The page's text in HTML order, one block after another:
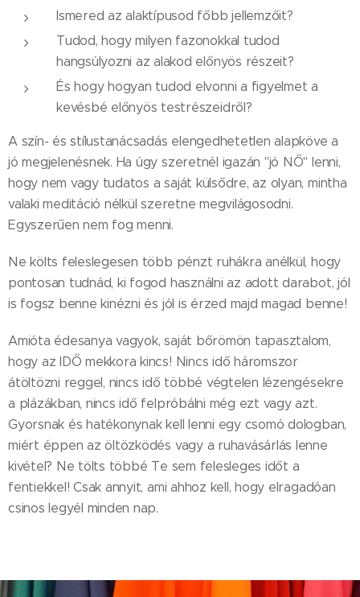
Ismered az alaktípusod főbb jellemzőit?
Tudod, hogy milyen fazonokkal tudod
hangsúlyozni az alakod előnyös részeit?
És hogy hogyan tudod elvonni a figyelmet a
kevésbé előnyös testrészeidről?
A szín- és stílustanácsadás elengedhetetlen alapköve a
jó megjelenésnek. Ha úgy szeretnél igazán "jó NŐ" lenni,
hogy nem vagy tudatos a saját külsődre, az olyan, mintha
valaki meditáció nélkül szeretne megvilágosodni.
Egyszerűen nem fog menni.
Ne költs feleslegesen több pénzt ruhákra anélkül, hogy
pontosan tudnád, ki fogod használni az adott darabot, jól
is fogsz benne kinézni és jól is érzed majd magad benne!
Amióta édesanya vagyok, saját bőrömön tapasztalom,
hogy az IDŐ mekkora kincs! Nincs idő háromszor
átöltözni reggel, nincs idő többé végtelen lézengésekre
a plázákban, nincs idő felpróbálni még ezt vagy azt.
Gyorsnak és hatékonynak kell lenni egy csomó dologban,
miért éppen az öltözködés vagy a ruhavásárlás lenne
kivétel? Ne tölts többé Te sem felesleges időt a
fentiekkel! Csak annyit, ami ahhoz kell, hogy elragadóan
csinos legyél minden nap.